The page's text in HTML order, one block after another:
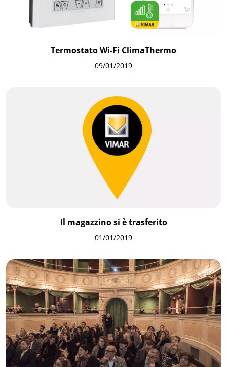
Termostato Wi-Fi ClimaThermo
09/01/2019
Il magazzino si è trasferito
01/01/2019